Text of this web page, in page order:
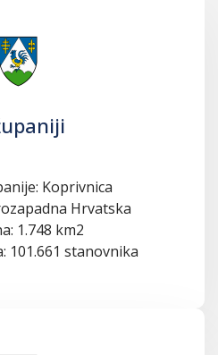
Koprivnica
Hrvatska
1.748 km2
101.661 stanovnika